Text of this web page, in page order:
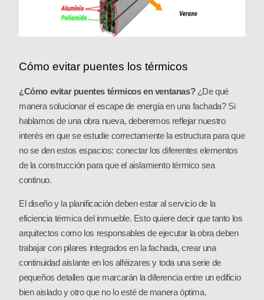
Cómo evitar puentes los térmicos
¿Cómo evitar puentes térmicos en ventanas?¿De qué
manera solucionar el escape de energía en una fachada? Si
hablamos de una obra nueva, deberemos reflejar nuestro
interés en que se estudie correctamente la estructura para que
no se den estos espacios: conectar los diferentes elementos
de la construcción para que el aislamiento térmico sea
continuo.
El diseño y la planificación deben estar al servicio de la
eficiencia térmica del inmueble. Esto quiere decir que tanto los
arquitectos como los responsables de ejecutar la obra deben
trabajar con pilares integrados en la fachada, crear una
continuidad aislante en los alféizares y toda una serie de
pequeños detalles que marcarán la diferencia entre un edificio
bien aislado y otro que no lo esté de manera óptima.